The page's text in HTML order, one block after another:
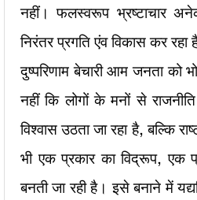
नहीं। फलस्वरूप भ्रष्टाचार
निरंतर प्रगति एंव विकास कर
दुष्परिणाम बेचारी आम जनता को
नहीं कि लोगों के मनों से
विश्वास उठता जा रहा है, बल्कि
भी एक प्रकार का विद्रूप, एक
बनती जा रही है। इसे बनाने में